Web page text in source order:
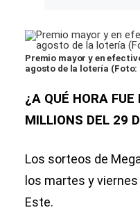
Premio mayor y en
agosto de la lotería (Foto:
¿A QUÉ HORA
MILLIONS DEL 29
Los sorteos de
los martes y viernes
Este.